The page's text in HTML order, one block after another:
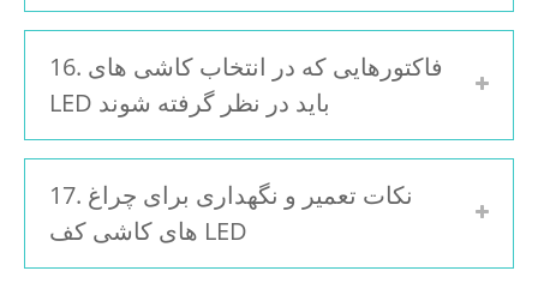
16. فاکتورهایی که در انتخاب کاشی های
LED باید در نظر گرفته شوند
17. نکات تعمیر و نگهداری برای چراغ
های کاشی کف LED